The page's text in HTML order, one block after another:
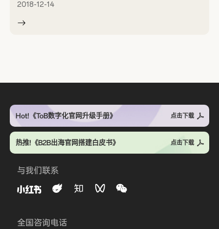
2018-12-14
Hot!《ToB数字化官网升级手册》 点击下载
热推!《B2B出海官网搭建白皮书》 点击下载
与我们联系
全国咨询电话